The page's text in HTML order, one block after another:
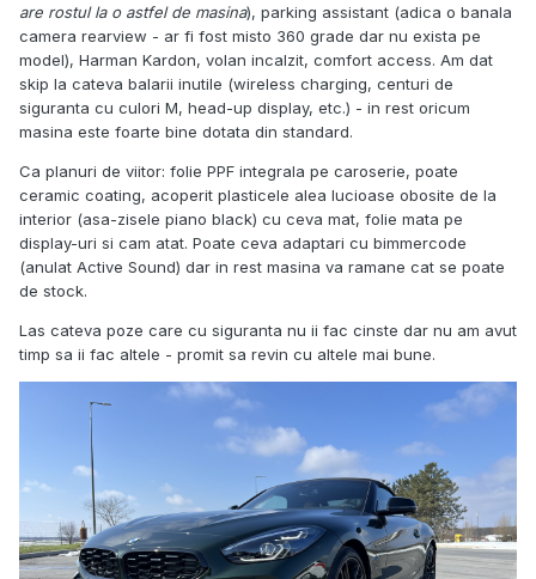
are rostul la o astfel de masina), parking assistant (adica o banala
camera rearview - ar fi fost misto 360 grade dar nu exista pe
model), Harman Kardon, volan incalzit, comfort access. Am dat
skip la cateva balarii inutile (wireless charging, centuri de
siguranta cu culori M, head-up display, etc.) - in rest oricum
masina este foarte bine dotata din standard.
Ca planuri de viitor: folie PPF integrala pe caroserie, poate
ceramic coating, acoperit plasticele alea lucioase obosite de la
interior (asa-zisele piano black) cu ceva mat, folie mata pe
display-uri si cam atat. Poate ceva adaptari cu bimmercode
(anulat Active Sound) dar in rest masina va ramane cat se poate
de stock.
Las cateva poze care cu siguranta nu ii fac cinste dar nu am avut
timp sa ii fac altele - promit sa revin cu altele mai bune.